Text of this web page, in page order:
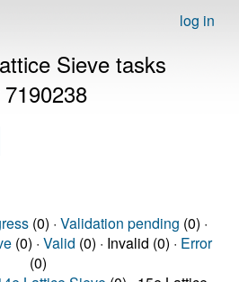
log in
Sieve tasks
(0) · Validation pending (0) ·
(0) · Valid (0) · Invalid (0) · Error
(0)